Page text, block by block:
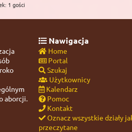
1 gości
aborcji.
Nawigacja
Home
Portal
Szukaj
Użytkownicy
Kalendarz
Pomoc
Kontakt
Oznacz wszystkie działy
przeczytane